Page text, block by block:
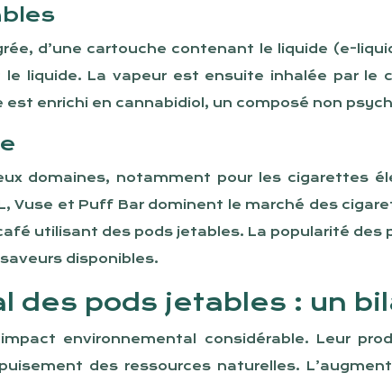
d’une cartouche contenant le liquide (e-
liquide. La vapeur est ensuite inhalée par le
enrichi en cannabidiol, un composé non
domaines, notamment pour les cigarettes
Vuse et Puff Bar dominent le marché des
utilisant des pods jetables. La popularité
disponibles.
des pods jetables : un
environnemental considérable. Leur
des ressources naturelles.